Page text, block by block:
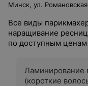
Минск, ул.
Все виды
наращивание
по доступным ценам
Ламинирование
(короткие